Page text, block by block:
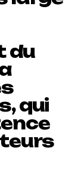
du
qui